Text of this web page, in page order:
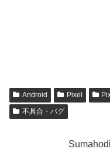
Android Pixel
不具合・バグ